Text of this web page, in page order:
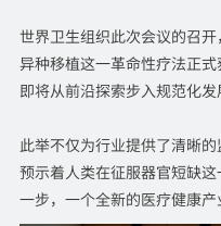
世界卫生组织此次会议的召
异种移植这一革命性疗法正
即将从前沿探索步入规范化发
此举不仅为行业提供了清晰
预示着人类在征服器官短缺
一步，一个全新的医疗健康产